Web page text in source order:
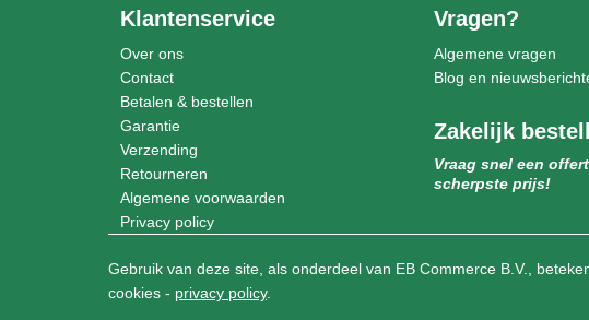
Klantenservice
Over ons
Contact
Betalen & bestellen
Garantie
Verzending
Retourneren
Algemene voorwaarden
Privacy policy
Vragen?
Algemene vragen
Blog en
Zakelijk
Vraag snel een
scherpste prijs!
Gebruik van deze site, als onderdeel van EB Commerce B.V.,
cookies - privacy policy.